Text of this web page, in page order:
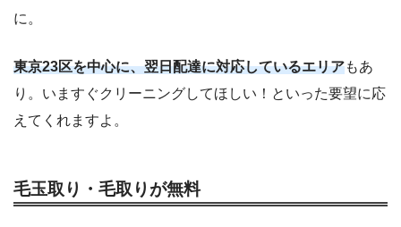
に。
東京23区を中心に、翌日配達に対応しているエリアもあ
り。いますぐクリーニングしてほしい！といった要望に応
えてくれますよ。
毛玉取り・毛取りが無料